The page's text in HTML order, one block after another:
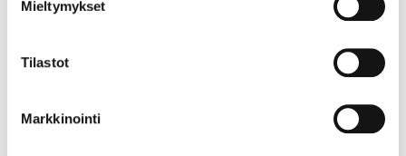
Mieltymykset
Tilastot
Markkinointi
08.08.2026 10:00